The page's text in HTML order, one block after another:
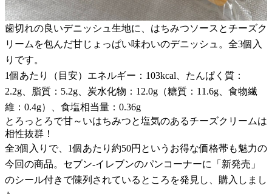
歯切れの良いデニッシュ生地に、はちみつソースとチーズク
リームを包んだ甘じょっぱい味わいのデニッシュ。全3個入
りです。
1個あたり（目安）エネルギー：103kcal、たんぱく質：
2.2g、脂質：5.2g、炭水化物：12.0g（糖質：11.6g、食物繊
維：0.4g）、食塩相当量：0.36g
とろっとろで甘～いはちみつと塩気のあるチーズクリームは
相性抜群！
全3個入りで、1個あたり約50円というお得な価格帯も魅力の
今回の商品。セブン-イレブンのパンコーナーに「新発売」
のシール付きで陳列されているところを発見し、購入しまし